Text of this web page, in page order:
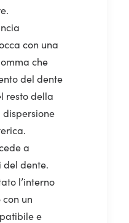
con una
che
del dente
resto della
a
del dente.
l’interno
un
e